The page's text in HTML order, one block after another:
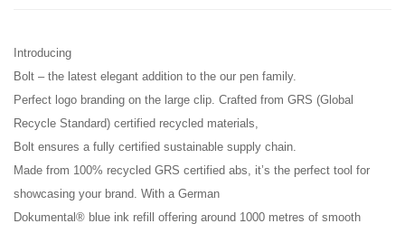
Introducing
Bolt – the latest elegant addition to the our pen family.
Perfect logo branding on the large clip. Crafted from GRS (Global
Recycle Standard) certified recycled materials,
Bolt ensures a fully certified sustainable supply chain.
Made from 100% recycled GRS certified abs, it’s the perfect tool for
showcasing your brand. With a German
Dokumental® blue ink refill offering around 1000 metres of smooth